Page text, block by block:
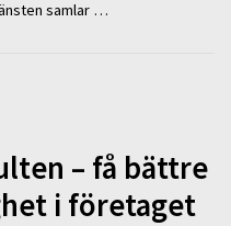
samlar …
– få bättre
i företaget